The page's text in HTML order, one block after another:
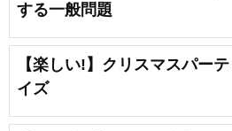
する一般問題
【楽しい!】クリスマスパー
イズ